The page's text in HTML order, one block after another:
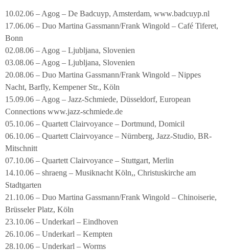
10.02.06 – Agog – De Badcuyp, Amsterdam, www.badcuyp.nl
17.06.06 – Duo Martina Gassmann/Frank Wingold – Café Tiferet,
Bonn
02.08.06 – Agog – Ljubljana, Slovenien
03.08.06 – Agog – Ljubljana, Slovenien
20.08.06 – Duo Martina Gassmann/Frank Wingold – Nippes
Nacht, Barfly, Kempener Str., Köln
15.09.06 – Agog – Jazz-Schmiede, Düsseldorf, European
Connections www.jazz-schmiede.de
05.10.06 – Quartett Clairvoyance – Dortmund, Domicil
06.10.06 – Quartett Clairvoyance – Nürnberg, Jazz-Studio, BR-
Mitschnitt
07.10.06 – Quartett Clairvoyance – Stuttgart, Merlin
14.10.06 – shraeng – Musiknacht Köln,, Christuskirche am
Stadtgarten
21.10.06 – Duo Martina Gassmann/Frank Wingold – Chinoiserie,
Brüsseler Platz, Köln
23.10.06 – Underkarl – Eindhoven
26.10.06 – Underkarl – Kempten
28.10.06 – Underkarl – Worms